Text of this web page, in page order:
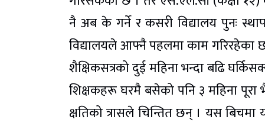
नै अब के गर्ने र कसरी विद्यालय पुनः
विद्यालयले आफ्नै पहलमा काम गरिरहेका
शैक्षिकसत्रको दुई महिना भन्दा बढि
शिक्षकहरू घरमै बसेको पनि ३ महिना पूरा
क्षतिको त्रासले चिन्तित छन् । यस